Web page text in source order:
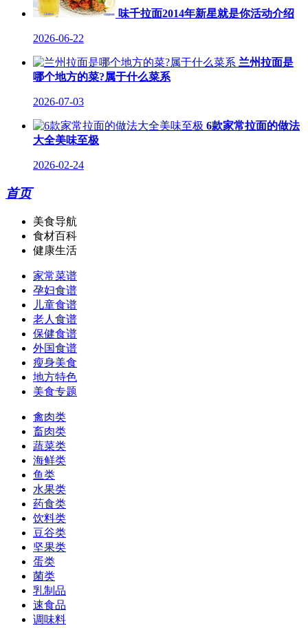
味千拉面2014年新星就是你活动介绍
2026-06-22
兰州拉面是
哪个地方的菜?属于什么菜系
2026-07-03
6款家常拉面的做法
大全美味至极
2026-02-24
首页
美食导航
食材百科
健康生活
家常菜谱
孕妇食谱
儿童食谱
老人食谱
保健食谱
外国食谱
瘦身美食
地方特色
美食专题
禽肉类
畜肉类
蔬菜类
海鲜类
鱼类
水果类
药食类
饮料类
豆谷类
坚果类
蛋类
菌类
乳制品
速食品
调味料